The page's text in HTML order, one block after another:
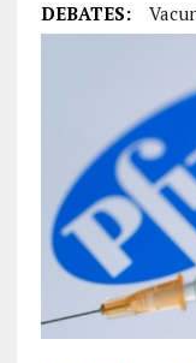
DEBATES: